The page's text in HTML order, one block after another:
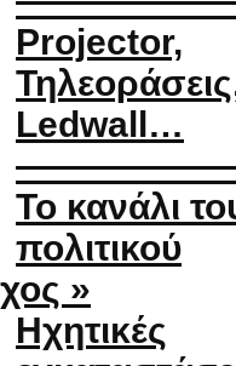
Projector,
Ledwall…
Το κανάλι
πολιτικού
»
Ηχητικές